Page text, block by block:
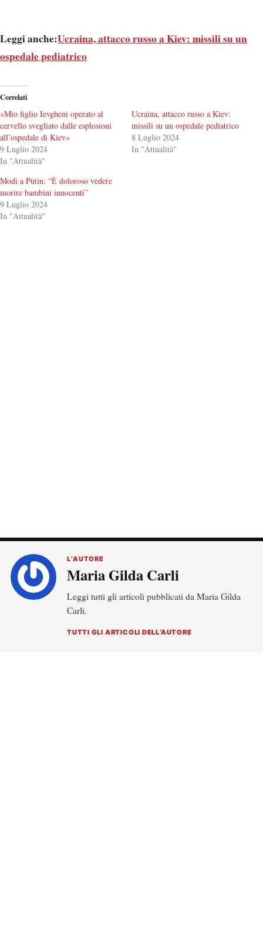
Leggi anche:Ucraina, attacco russo a Kiev: missili su un
ospedale pediatrico
Correlati
«Mio figlio Ievgheni operato al
cervello svegliato dalle esplosioni
all’ospedale di Kiev»
9 Luglio 2024
In "Attualità"
Ucraina, attacco russo a Kiev:
missili su un ospedale pediatrico
8 Luglio 2024
In "Attualità"
Modi a Putin: “È doloroso vedere
morire bambini innocenti”
9 Luglio 2024
In "Attualità"
L’AUTORE
Maria Gilda Carli
Leggi tutti gli articoli pubblicati da Maria Gilda
Carli.
TUTTI GLI ARTICOLI DELL’AUTORE